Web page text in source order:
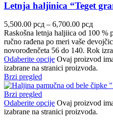
Letnja haljinica “Teget
5,500.00 рсд – 6,700.00 рсд
Raskošna letnja haljiica od 100 %
ručno rađena po meri vaše
novorođenčeta 56 do 140. Rok
Odaberite opcije Ovaj proizvod
izabrane na stranici proizvoda.
Brzi pregled
Brzi pregled
Odaberite opcije Ovaj proizvod
izabrane na stranici proizvoda.